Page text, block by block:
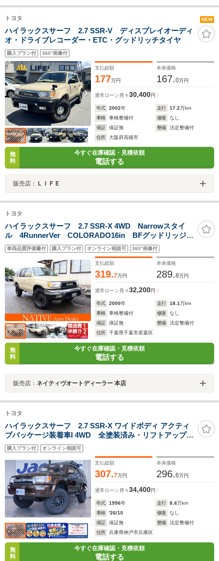
トヨタ NEW
ハイラックスサーフ 2.7 SSR-V ディスプレイオーディ
オ・ドライブレコーダー・ETC・グッドリッチタイヤ
購入プラン付 360°画像付
支払総額
177万円
本体価格
167.0万円
通常ローン 月々30,400円
年式 2002年 走行 17.2万km
車検
車検整備付 修復
なし
保証
保証無 整備
法定整備付
住所
大阪府高槻市
無
料
今すぐ在庫確認・見積依頼
電話する
販売店： ＬＩＦＥ
トヨタ
ハイラックスサーフ 2.7 SSR-X 4WD Narrowスタイ
ル 4RunnerVer COLORADO16in BFグッドリッジタ
イヤ TOYOTAフェイス 北米コーナー ナビ地デジ
ETC バックカメラ ナルディウッドステアリング 黒
革調シートカバー LEDテールライト
車両品質評価書付 購入プラン付 オンライン相談可 360°画像付
支払総額
319.7万円
本体価格
289.8万円
通常ローン 月々32,200円
年式 2000年 走行 18.1万km
車検
車検整備付 修復
なし
保証
保証無 整備
法定整備付
住所
千葉県千葉市若葉区
無
料
今すぐ在庫確認・見積依頼
電話する
販売店： ネイティヴオートディーラー 本店
トヨタ
ハイラックスサーフ 2.7 SSR-X ワイドボディ アクティ
ブパッケージ装着車I 4WD 全塗装済み・リフトアップ・
チューブサイドステップ・ブロックタイヤ・オーバーフ
ェンダー・LEDヘッド・ルーフラック・FUELOFFROAD
ホイール・赤革調シートカバー・ナビ・TV・BTオーディ
オ・ETC
購入プラン付 オンライン相談可
支払総額
307.7万円
本体価格
296.6万円
通常ローン 月々34,400円
年式 1996年 走行 8.4万km
車検
'26/10 修復
なし
保証
保証無 整備
法定整備付
住所
兵庫県神戸市兵庫区
無
料
今すぐ在庫確認・見積依頼
電話する